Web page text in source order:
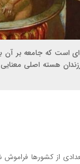
است که جامعه بر
هسته اصلی
از کشورها